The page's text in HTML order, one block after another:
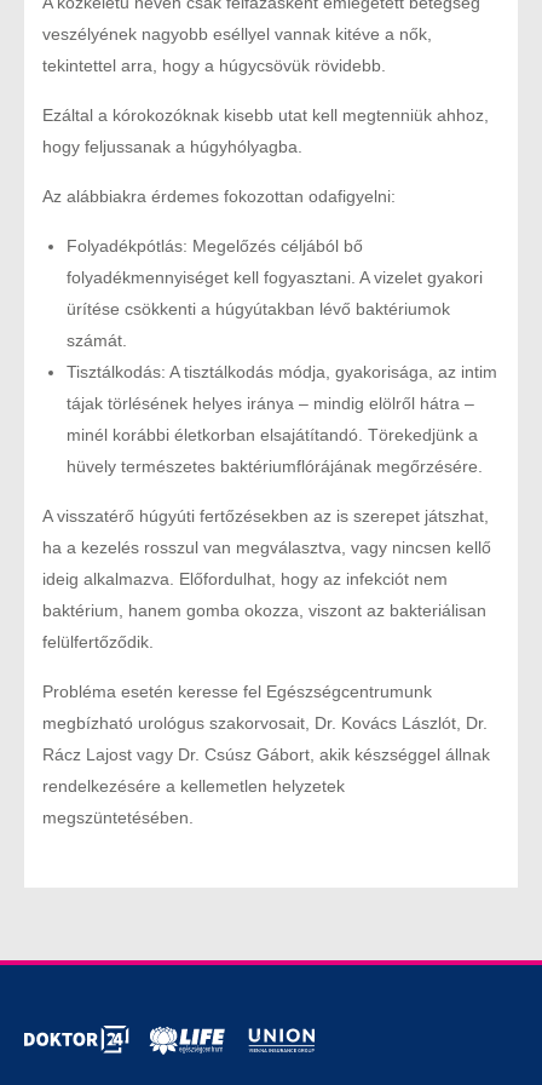
veszélyének nagyobb eséllyel vannak kitéve a nők,
tekintettel arra, hogy a húgycsövük rövidebb.
Ezáltal a kórokozóknak kisebb utat kell megtenniük ahhoz,
hogy feljussanak a húgyhólyagba.
Az alábbiakra érdemes fokozottan odafigyelni:
Folyadékpótlás: Megelőzés céljából bő
folyadékmennyiséget kell fogyasztani. A vizelet gyakori
ürítése csökkenti a húgyútakban lévő baktériumok
számát.
Tisztálkodás: A tisztálkodás módja, gyakorisága, az intim
tájak törlésének helyes iránya – mindig elölről hátra –
minél korábbi életkorban elsajátítandó. Törekedjünk a
hüvely természetes baktériumflórájának megőrzésére.
A visszatérő húgyúti fertőzésekben az is szerepet játszhat,
ha a kezelés rosszul van megválasztva, vagy nincsen kellő
ideig alkalmazva. Előfordulhat, hogy az infekciót nem
baktérium, hanem gomba okozza, viszont az bakteriálisan
felülfertőződik.
Probléma esetén keresse fel Egészségcentrumunk
megbízható urológus szakorvosait, Dr. Kovács Lászlót, Dr.
Rácz Lajost vagy Dr. Csúsz Gábort, akik készséggel állnak
rendelkezésére a kellemetlen helyzetek
megszüntetésében.